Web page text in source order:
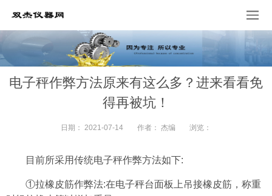
电子秤作弊方法原来有这么多？进来看看免
得再被坑！
日期： 2021-07-14 作者： 杰编 浏览：
目前所采用传统电子秤作弊方法如下:
①拉橡皮筋作弊法:在电子秤台面板上吊接橡皮筋，称重